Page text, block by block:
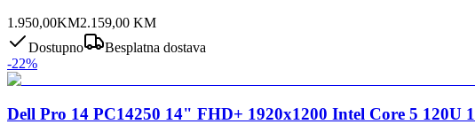
1.950,00KM2.159,00 KM
Dostupno
Besplatna dostava
-22%
Dell Pro 14 PC14250 14" FHD+ 1920x1200 Intel Core 5 120U